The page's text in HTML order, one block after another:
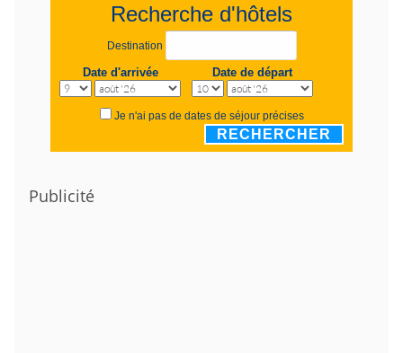
Recherche d'hôtels
Destination
Date d'arrivée Date de départ
Je n'ai pas de dates de séjour précises
RECHERCHER
Publicité